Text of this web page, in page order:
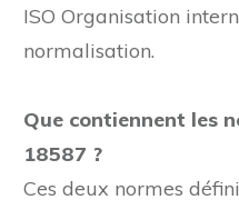
ISO Organisation
normalisation.
Que contiennent les
18587 ?
Ces deux normes